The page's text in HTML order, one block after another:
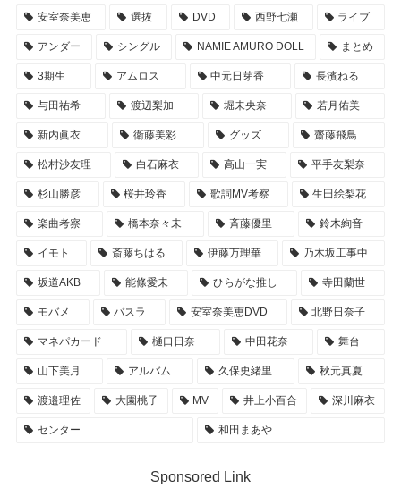
安室奈美恵 選抜 DVD 西野七瀬 ライブ
アンダー シングル NAMIE AMURO DOLL まとめ
3期生 アムロス 中元日芽香 長濱ねる
与田祐希 渡辺梨加 堀未央奈 若月佑美
新内眞衣 衛藤美彩 グッズ 齋藤飛鳥
松村沙友理 白石麻衣 高山一実 平手友梨奈
杉山勝彦 桜井玲香 歌詞MV考察 生田絵梨花
楽曲考察 橋本奈々未 斉藤優里 鈴木絢音
イモト 斎藤ちはる 伊藤万理華 乃木坂工事中
坂道AKB 能條愛未 ひらがな推し 寺田蘭世
モバメ バスラ 安室奈美恵DVD 北野日奈子
マネパカード 樋口日奈 中田花奈 舞台
山下美月 アルバム 久保史緒里 秋元真夏
渡邉理佐 大園桃子 MV 井上小百合 深川麻衣
センター 和田まあや
Sponsored Link